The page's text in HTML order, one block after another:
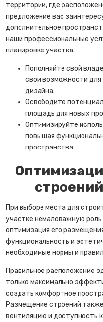
территории, где
предложение вас
дополнительное
наши профессиональные
планировке участка.
Пополняйте свой
свои возможности
дизайна.
Освободите
площадь для новых
Оптимизируйте
повышая
пространства.
При выборе места для
участке немаловажную роль
оптимизация его
функциональность и
необходимые нормы и
Правильное расположение
только максимально
создать комфортное
Размещение строений
вентиляцию и доступность